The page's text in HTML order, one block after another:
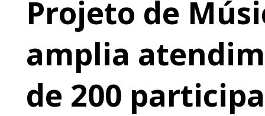
Projeto de
amplia
de 200